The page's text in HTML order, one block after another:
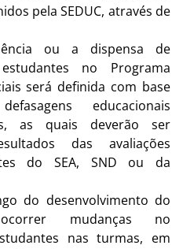
pela SEDUC, através de
ou a dispensa de
no Programa
será definida com base
educacionais
as quais deverão ser
das avaliações
do SEA, SND ou da
do desenvolvimento do
mudanças no
nas turmas, em